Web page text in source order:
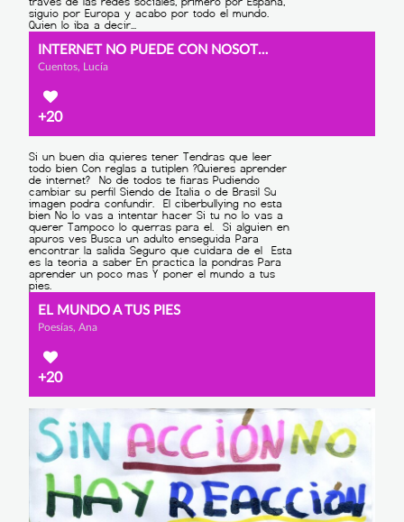
INTERNET NO PUEDE CON NOSOTROS
Cuentos, Lucía
+20
EL MUNDO A TUS PIES
Poesías, Ana
+20